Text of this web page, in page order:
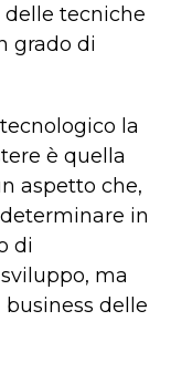
tecniche
grado di
la
è quella
aspetto che,
in
di
ma
delle